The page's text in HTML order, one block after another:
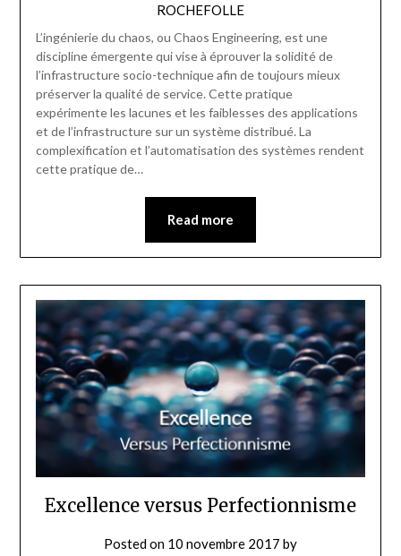
ROCHEFOLLE
L’ingénierie du chaos, ou Chaos Engineering, est une
discipline émergente qui vise à éprouver la solidité de
l’infrastructure socio-technique afin de toujours mieux
préserver la qualité de service. Cette pratique
expérimente les lacunes et les faiblesses des applications
et de l’infrastructure sur un système distribué. La
complexification et l’automatisation des systèmes rendent
cette pratique de…
Read more
Excellence versus Perfectionnisme
Posted on 10 novembre 2017 by